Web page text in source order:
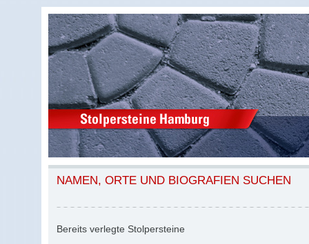
NAMEN, ORTE UND BIOGRAFIEN SUCHEN
Bereits verlegte Stolpersteine